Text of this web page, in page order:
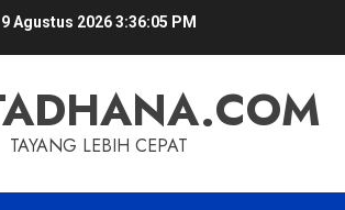
9 Agustus 20263:36:06 PM
TAYANG LEBIH CEPAT